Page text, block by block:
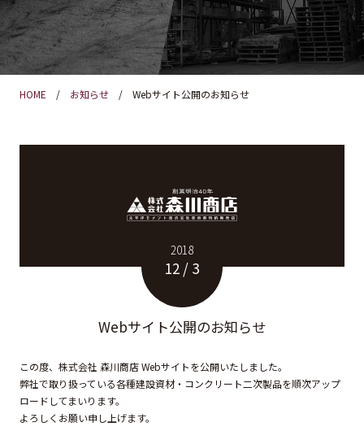
HOME お知らせ Webサイト公開のお知らせ
2018
12 / 3
Webサイト公開のお知らせ
この度、株式会社 森川商店 Webサイトを公開いたしました。
弊社で取り扱っている各種建設資材・コンクリート二次製品を順次アップ
ロードしてまいります。
よろしくお願い申し上げます。